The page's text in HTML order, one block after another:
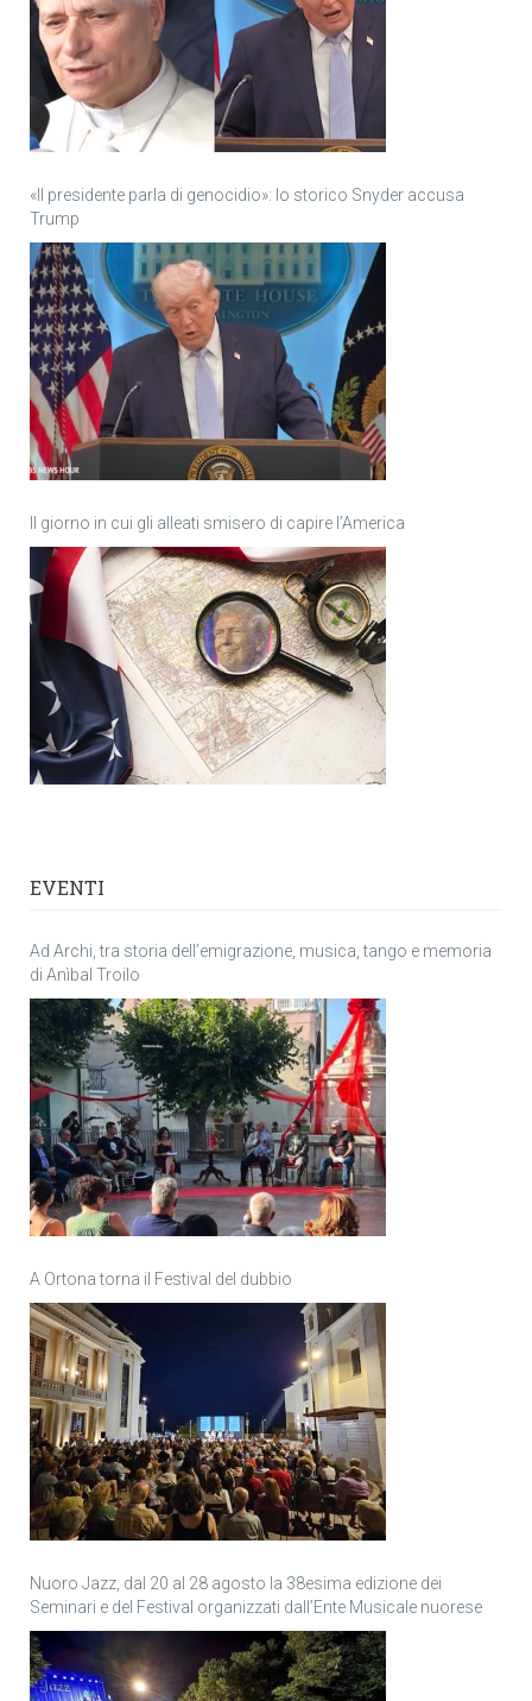
«Il presidente parla di genocidio»: lo storico Snyder accusa
Trump
Il giorno in cui gli alleati smisero di capire l’America
EVENTI
Ad Archi, tra storia dell’emigrazione, musica, tango e memoria
di Anìbal Troilo
A Ortona torna il Festival del dubbio
Nuoro Jazz, dal 20 al 28 agosto la 38esima edizione dei
Seminari e del Festival organizzati dall’Ente Musicale nuorese